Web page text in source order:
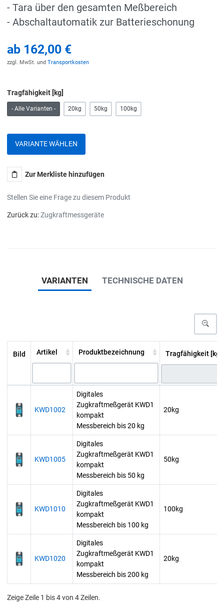
- Tara über den gesamten Meßbereich
- Abschaltautomatik zur Batterieschonung
ab 162,00 €
zzgl. MwSt. und Transportkosten
Tragfähigkeit [kg]
- Alle Varianten - 20kg 50kg 100kg
VARIANTE WÄHLEN
Zur Merkliste hinzufügen
Stellen Sie eine Frage zu diesem Produkt
Zurück zu:Zugkraftmessgeräte
VARIANTEN TECHNISCHE DATEN
Bild Artikel Produktbezeichnung Tragfähigkeit [kg]
KWD1002
Digitales
Zugkraftmeßgerät KWD1
kompakt
Messbereich bis 20 kg
20kg
KWD1005
Digitales
Zugkraftmeßgerät KWD1
kompakt
Messbereich bis 50 kg
50kg
KWD1010
Digitales
Zugkraftmeßgerät KWD1
kompakt
Messbereich bis 100 kg
100kg
KWD1020
Digitales
Zugkraftmeßgerät KWD1
kompakt
Messbereich bis 200 kg
20kg
Zeige Zeile 1 bis 4 von 4 Zeilen.